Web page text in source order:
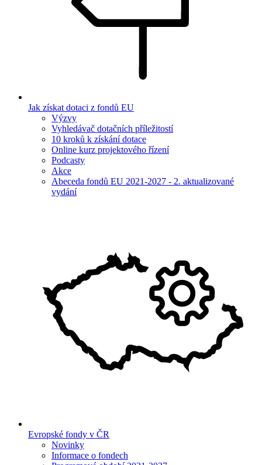
Jak získat dotaci z fondů EU
Výzvy
Vyhledávač dotačních příležitostí
10 kroků k získání dotace
Online kurz projektového řízení
Podcasty
Akce
Abeceda fondů EU 2021-2027 - 2. aktualizované
vydání
Evropské fondy v ČR
Novinky
Informace o fondech